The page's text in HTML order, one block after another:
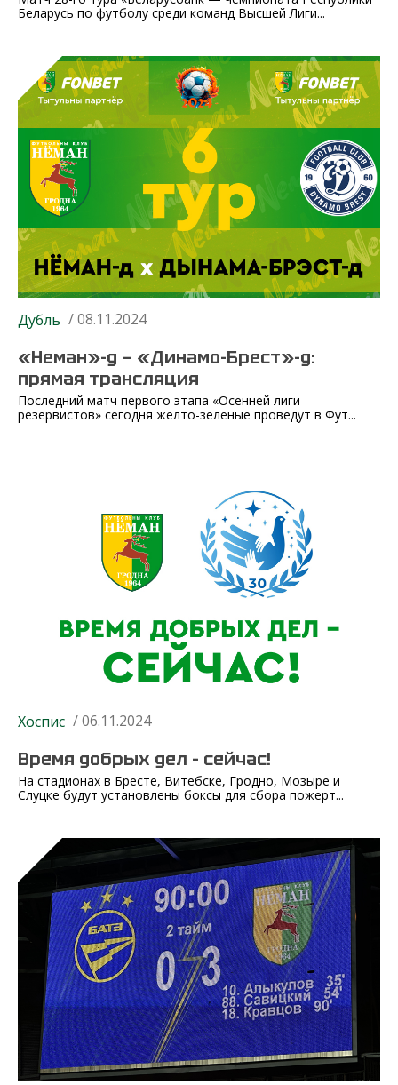
Беларусь по футболу среди команд Высшей Лиги...
Дубль / 08.11.2024
«Неман»-д — «Динамо-Брест»-д:
прямая трансляция
Последний матч первого этапа «Осенней лиги
резервистов» сегодня жёлто-зелёные проведут в Фут...
Хоспис / 06.11.2024
Время добрых дел – сейчас!
На стадионах в Бресте, Витебске, Гродно, Мозыре и
Слуцке будут установлены боксы для сбора пожерт...